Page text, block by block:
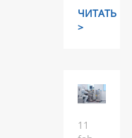
ЧИТАТЬ
>
11